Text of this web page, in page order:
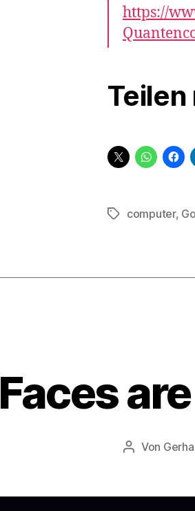
https://
Teilen
Schlagwörter
computer,
Faces
Von